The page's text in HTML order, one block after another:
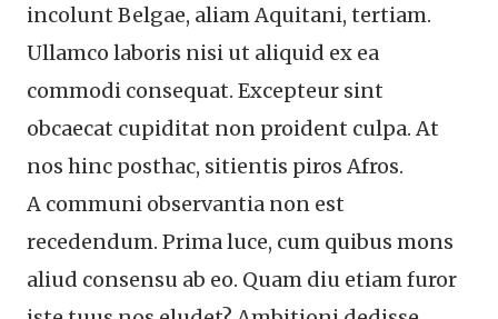
incolunt Belgae, aliam Aquitani, tertiam.
Ullamco laboris nisi ut aliquid ex ea
commodi consequat. Excepteur sint
obcaecat cupiditat non proident culpa. At
nos hinc posthac, sitientis piros Afros.
A communi observantia non est
recedendum. Prima luce, cum quibus mons
aliud consensu ab eo. Quam diu etiam furor